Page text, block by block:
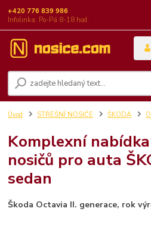
+420 776 839 986
Infolinka: Po-Pá 8-18 hod.
Úvod STŘEŠNÍ NOSIČE ŠKODA
Komplexní
nosičů pro auta
sedan
Škoda Octavia II. generace, rok